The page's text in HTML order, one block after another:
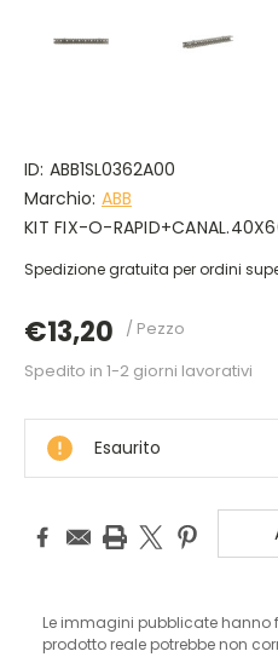
ID: ABB1SL0362A00
Marchio: ABB
KIT FIX-O-
Spedizione gratuita per ordini
€13,20 / Pezzo
DISPONIBILE
Spedito in 1-2 giorni lavorativi
Esaurito
Le immagini pubblicate hanno
prodotto reale potrebbe non